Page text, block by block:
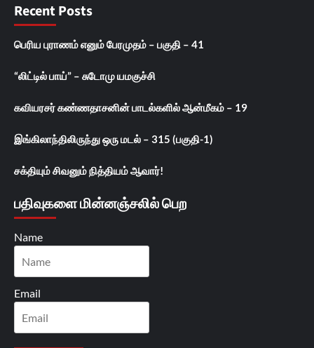
Recent Posts
பெரிய புராணம் எனும் பேரமுதம் – பகுதி – 41
“லிட்டில் பாய்” – சுடோமு யமகுச்சி
கவியரசர் கண்ணதாசனின் பாடல்களில் ஆன்மீகம் – 19
இங்கிலாந்திலிருந்து ஒரு மடல் – 315 (பகுதி-1)
சக்தியும் சிவனும் நித்தியம் ஆவார்!
பதிவுகளை மின்னஞ்சலில் பெற
Name
Email